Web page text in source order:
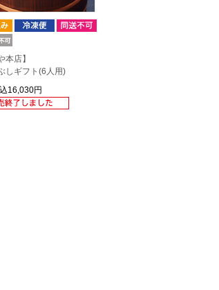
本店】
しギフト(6人用)
16,030円